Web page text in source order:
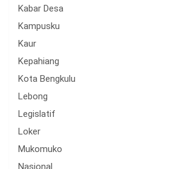
Kabar Desa
Kampusku
Kaur
Kepahiang
Kota Bengkulu
Lebong
Legislatif
Loker
Mukomuko
Nasional